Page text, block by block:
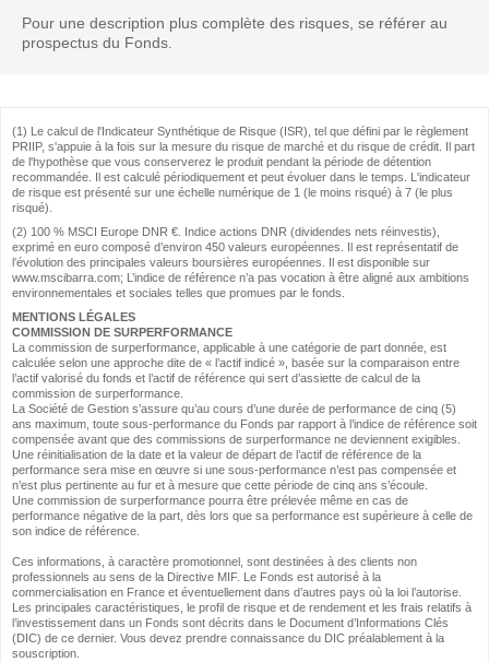
Pour une description plus complète des risques, se référer au
prospectus du Fonds.
(1) Le calcul de l'Indicateur Synthétique de Risque (ISR), tel que défini par le règlement
PRIIP, s'appuie à la fois sur la mesure du risque de marché et du risque de crédit. Il part
de l'hypothèse que vous conserverez le produit pendant la période de détention
recommandée. Il est calculé périodiquement et peut évoluer dans le temps. L'indicateur
de risque est présenté sur une échelle numérique de 1 (le moins risqué) à 7 (le plus
risqué).
(2) 100 % MSCI Europe DNR €. Indice actions DNR (dividendes nets réinvestis),
exprimé en euro composé d’environ 450 valeurs européennes. Il est représentatif de
l’évolution des principales valeurs boursières européennes. Il est disponible sur
www.mscibarra.com; L’indice de référence n’a pas vocation à être aligné aux ambitions
environnementales et sociales telles que promues par le fonds.
MENTIONS LÉGALES
COMMISSION DE SURPERFORMANCE
La commission de surperformance, applicable à une catégorie de part donnée, est
calculée selon une approche dite de « l’actif indicé », basée sur la comparaison entre
l’actif valorisé du fonds et l’actif de référence qui sert d’assiette de calcul de la
commission de surperformance.
La Société de Gestion s’assure qu’au cours d’une durée de performance de cinq (5)
ans maximum, toute sous-performance du Fonds par rapport à l’indice de référence soit
compensée avant que des commissions de surperformance ne deviennent exigibles.
Une réinitialisation de la date et la valeur de départ de l’actif de référence de la
performance sera mise en œuvre si une sous-performance n’est pas compensée et
n’est plus pertinente au fur et à mesure que cette période de cinq ans s’écoule.
Une commission de surperformance pourra être prélevée même en cas de
performance négative de la part, dès lors que sa performance est supérieure à celle de
son indice de référence.
Ces informations, à caractère promotionnel, sont destinées à des clients non
professionnels au sens de la Directive MIF. Le Fonds est autorisé à la
commercialisation en France et éventuellement dans d’autres pays où la loi l’autorise.
Les principales caractéristiques, le profil de risque et de rendement et les frais relatifs à
l’investissement dans un Fonds sont décrits dans le Document d’Informations Clés
(DIC) de ce dernier. Vous devez prendre connaissance du DIC préalablement à la
souscription.